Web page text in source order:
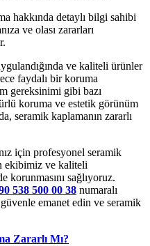
hakkında detaylı bilgi sahibi
ve olası zararları
ve kaliteli ürünler
faydalı bir koruma
gereksinimi gibi bazı
koruma ve estetik görünüm
seramik kaplamanın zararlı
için profesyonel seramik
ekibimiz ve kaliteli
korunmasını sağlıyoruz.
538 500 00 38 numaralı
emanet edin ve seramik
Zararlı Mı?